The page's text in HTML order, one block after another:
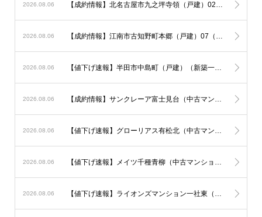
2026.08.06
2026.08.06
2026.08.06 【値下げ速報】半田市中島町（戸建）（新築一戸建て）が180万円ダウン！
2026.08.06
2026.08.06
2026.08.06
2026.08.06